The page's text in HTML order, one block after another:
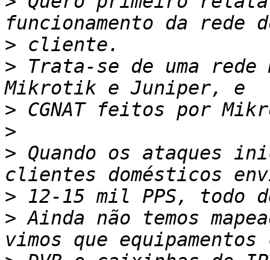
>
> Trata-se de uma
>
>
> Quando os ataques
>
> Ainda não temos